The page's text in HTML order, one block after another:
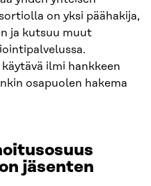
on yksi päähakija,
ja kutsuu muut
ilmi hankkeen
osapuolen hakema
jäsenten